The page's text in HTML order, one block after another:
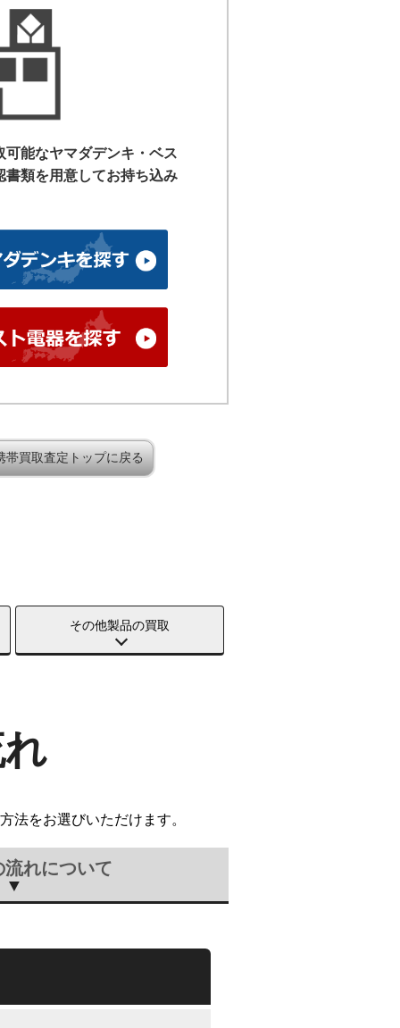
能なヤマダデンキ・ベス
書類を用意してお持ち込み
帯買取査定トップに戻る
その他製品の買取
法をお選びいただけます。
れについて